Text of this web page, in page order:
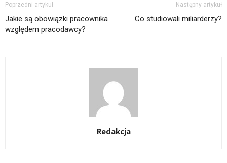
Poprzedni artykuł
Jakie są obowiązki pracownika
względem pracodawcy?
Następny artykuł
Co studiowali miliarderzy?
Redakcja